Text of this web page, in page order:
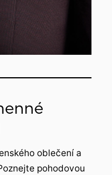
oblečení a
pohodovou